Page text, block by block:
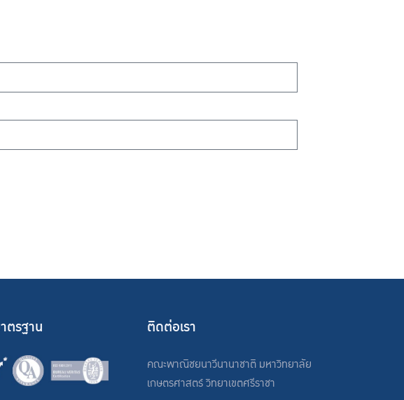
รฐาน ติดต่อเรา
คณะพาณิชยนาวีนานาชาติ มหาวิทยาลัย
เกษตรศาสตร์ วิทยาเขตศรีราชา